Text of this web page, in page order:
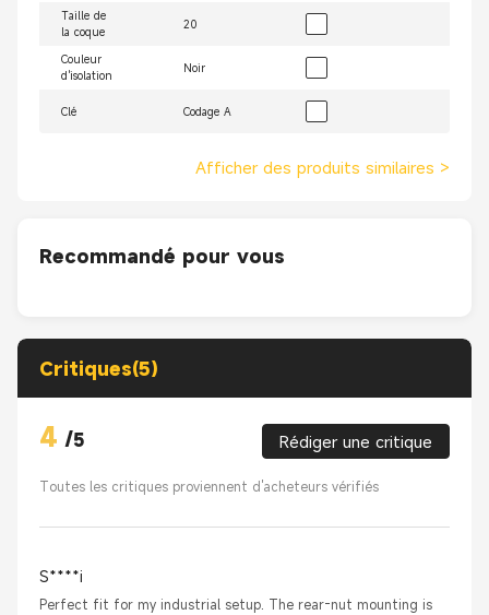
Taille de
la coque
20
Couleur
d'isolation
Noir
Clé Codage A
Afficher des produits similaires >
Recommandé pour vous
Critiques(5)
4 /5 Rédiger une critique
Toutes les critiques proviennent d'acheteurs vérifiés
S****i
Perfect fit for my industrial setup. The rear-nut mounting is